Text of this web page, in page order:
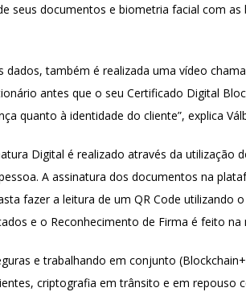
seus documentos e biometria facial com as
também é realizada uma vídeo
antes que o seu Certificado Digital
quanto à identidade do cliente”, explica
Digital é realizado através da utilização
A assinatura dos documentos na
fazer a leitura de um QR Code utilizando
e o Reconhecimento de Firma é feito na
e trabalhando em conjunto
criptografia em trânsito e em repouso